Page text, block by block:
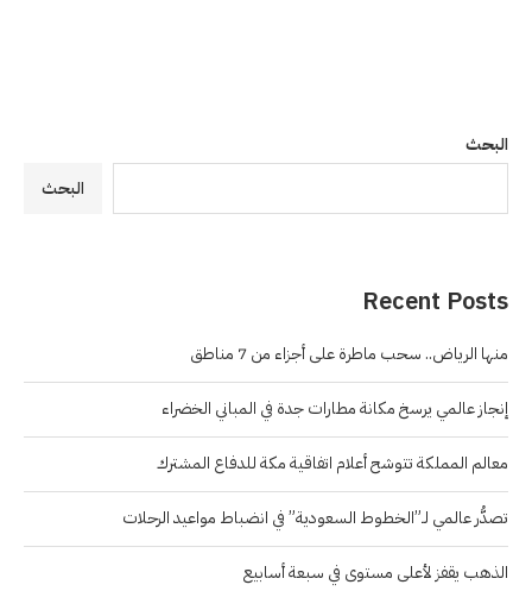
البحث
البحث
Recent Posts
منها الرياض.. سحب ماطرة على أجزاء من 7 مناطق
إنجاز عالمي يرسخ مكانة مطارات جدة في المباني الخضراء
معالم المملكة تتوشح أعلام اتفاقية مكة للدفاع المشترك
تصدُّر عالمي لـ”الخطوط السعودية” في انضباط مواعيد الرحلات
الذهب يقفز لأعلى مستوى في سبعة أسابيع